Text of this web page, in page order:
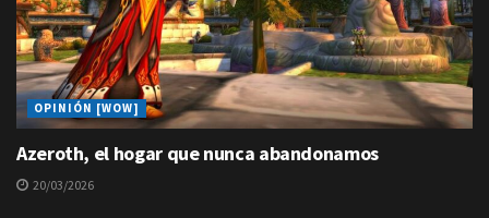
OPINIÓN [WOW]
Azeroth, el hogar que nunca abandonamos
20/03/2026